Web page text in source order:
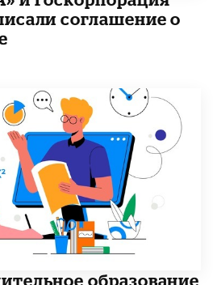
соглашение о
образование